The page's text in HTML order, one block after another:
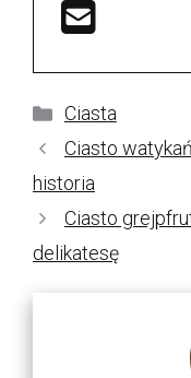
Kategorie
Ciasta
Ciasto
historia
Ciasto
delikatesę